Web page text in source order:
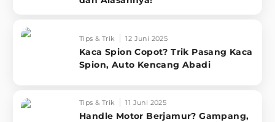
Tips & Trik 12 Juni 2025
Kaca Spion Copot? Trik Pasang Kaca
Spion, Auto Kencang Abadi
Tips & Trik 11 Juni 2025
Handle Motor Berjamur? Gampang,